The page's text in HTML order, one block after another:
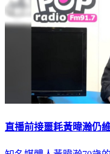
直播前接噩耗黃暐瀚仍